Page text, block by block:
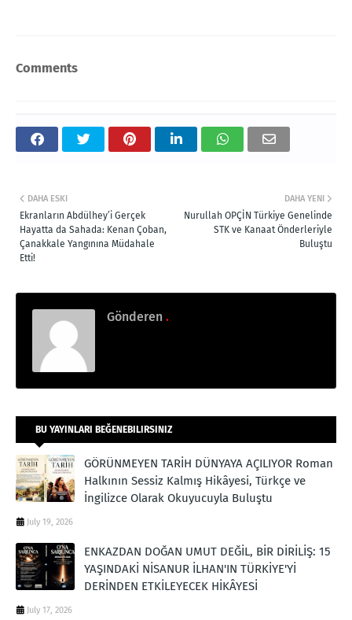
Comments
DAHA YENI
Nurullah OPÇİN Türkiye Genelinde
STK ve Kanaat Önderleriyle
Buluştu
DAHA ESKI
Ekranların Abdülhey’i Gerçek
Hayatta da Sahada: Kenan Çoban,
Çanakkale Yangınına Müdahale
Etti!
Gönderen .
BU YAYINLARI BEĞENEBILIRSINIZ
GÖRÜNMEYEN TARİH DÜNYAYA AÇILIYOR Roman
Halkının Sessiz Kalmış Hikâyesi, Türkçe ve
İngilizce Olarak Okuyucuyla Buluştu
July 19, 2026
ENKAZDAN DOĞAN UMUT DEĞİL, BİR DİRİLİŞ: 15
YAŞINDAKİ NİSANUR İLHAN'IN TÜRKİYE'Yİ
DERİNDEN ETKİLEYECEK HİKÂYESİ
July 17, 2026